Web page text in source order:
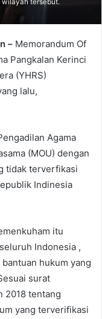
wilayah tersebut.
– Memorandum Of
Pangkalan Kerinci
(YHRS)
lalu,
Agama
(MOU) dengan
tidak terverfikasi
Indinesia
itu
Indonesia ,
hukum yang
surat
2018 tentang
yang terverifikasi